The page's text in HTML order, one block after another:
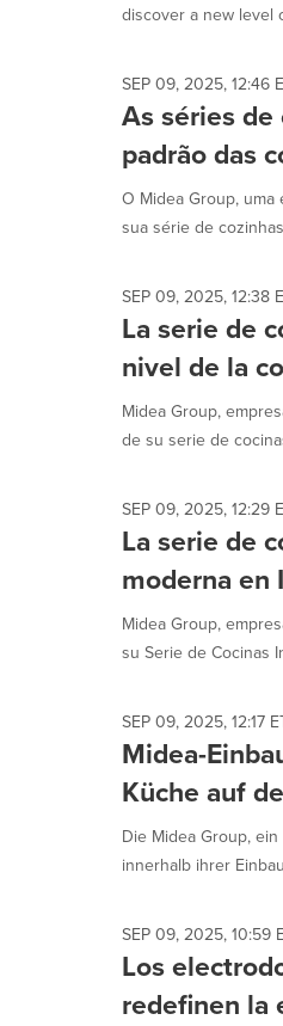
change.
listings
will
update
as
each
option
selected.
discover a new level
SEP 09, 2025, 12:46
As séries
padrão das
O Midea Group,
sua série de
SEP 09, 2025, 12:38
La serie de
nivel de la
Midea Group,
de su serie de
SEP 09, 2025, 12:29
La serie de
moderna en
Midea Group,
su Serie de Cocinas
SEP 09, 2025, 12:17
Midea-
Küche auf
Die Midea Group,
innerhalb ihrer
SEP 09, 2025, 10:59
Los
redefinen la